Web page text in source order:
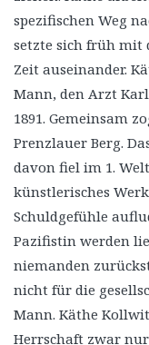
spezifischen Weg
setzte sich früh mit
Zeit auseinander.
Mann, den Arzt
1891. Gemeinsam
Prenzlauer Berg.
davon fiel im 1.
künstlerisches
Schuldgefühle
Pazifistin werden
niemanden
nicht für die
Mann. Käthe
Herrschaft zwar